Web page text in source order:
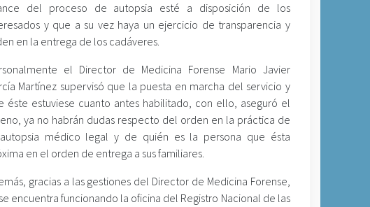
del proceso de autopsia esté a disposición de los
y que a su vez haya un ejercicio de transparencia y
en la entrega de los cadáveres.
el Director de Medicina Forense Mario Javier
Martínez supervisó que la puesta en marcha del servicio y
éste estuviese cuanto antes habilitado, con ello, aseguró el
ya no habrán dudas respecto del orden en la práctica de
médico legal y de quién es la persona que ésta
en el orden de entrega a sus familiares.
gracias a las gestiones del Director de Medicina Forense,
encuentra funcionando la oficina del Registro Nacional de las